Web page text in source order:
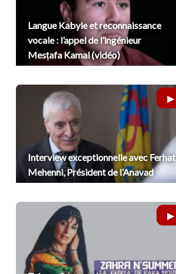
Langue Kabyle et reconnaissance
vocale : l’appel de l’ingénieur
Mesṭafa Kamal (vidéo)
Interview exceptionnelle avec Ferhat
Mehenni, Président de l’Anavad